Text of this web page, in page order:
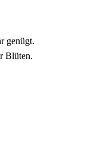
genügt.
Blüten.